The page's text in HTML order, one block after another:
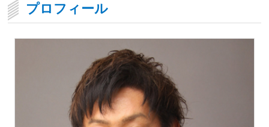
プロフィール